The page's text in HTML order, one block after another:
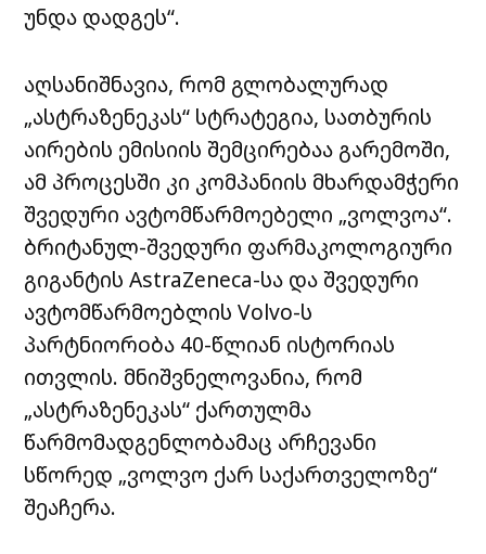
უნდა დადგეს“.
აღსანიშნავია, რომ გლობალურად
„ასტრაზენეკას“ სტრატეგია, სათბურის
აირების ემისიის შემცირებაა გარემოში,
ამ პროცესში კი კომპანიის მხარდამჭერი
შვედური ავტომწარმოებელი „ვოლვოა“.
ბრიტანულ-შვედური ფარმაკოლოგიური
გიგანტის AstraZeneca-სა და შვედური
ავტომწარმოებლის Volvo-ს
პარტნიორoბა 40-წლიან ისტორიას
ითვლის. მნიშვნელოვანია, რომ
„ასტრაზენეკას“ ქართულმა
წარმომადგენლობამაც არჩევანი
სწორედ „ვოლვო ქარ საქართველოზე“
შეაჩერა.